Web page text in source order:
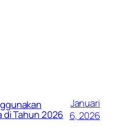
di Tahun 2026
Januari
6, 2026